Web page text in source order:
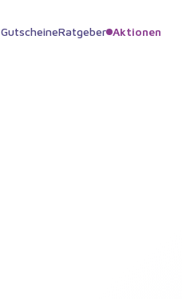
GutscheineRatgeber Aktionen